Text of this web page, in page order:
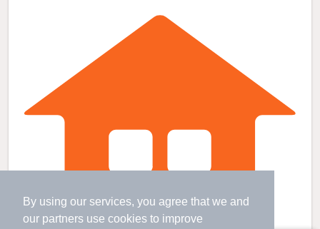
By using our services, you agree that we and
our partners use cookies to improve